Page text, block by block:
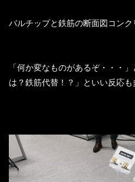
バルチップと鉄筋の断面図コンク
「何か変なものがあるぞ・・・
は？鉄筋代替！？」といい反応も